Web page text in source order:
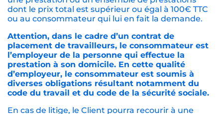
dont le prix total est supérieur ou égal à 100€ TTC
ou au consommateur qui lui en fait la demande.
Attention, dans le cadre d’un contrat de
placement de travailleurs, le consommateur est
l’employeur de la personne qui effectue la
prestation à son domicile. En cette qualité
d’employeur, le consommateur est soumis à
diverses obligations résultant notamment du
code du travail et du code de la sécurité sociale.
En cas de litige, le Client pourra recourir à une